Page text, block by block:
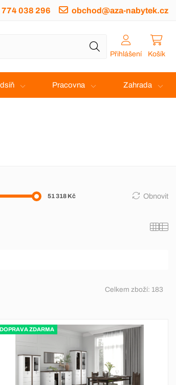
774 038 296 obchod@aza-nabytek.cz
Přihlášení Košík
Pracovna Zahrada
51 318 Kč Obnovit
Celkem zboží: 183
DOPRAVA ZDARMA